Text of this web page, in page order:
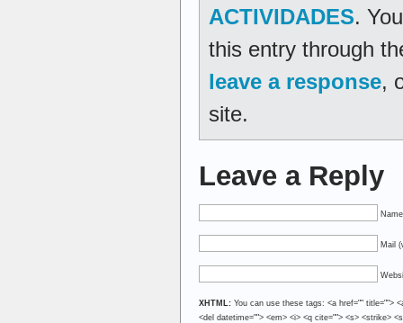
ACTIVIDADES.
this entry through
leave a response,
site.
Leave a Reply
Mail
XHTML: You can use these tags: <a href="" title="">
<del datetime=""> <em> <i> <q cite=""> <s> <strike>